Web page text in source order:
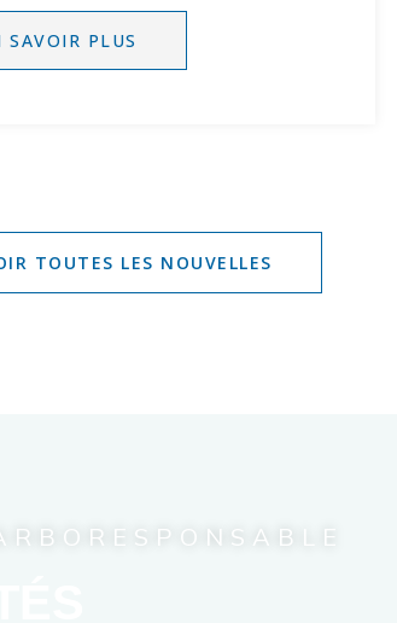
SAVOIR PLUS
TOUTES LES NOUVELLES